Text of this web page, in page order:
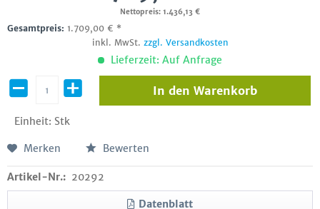
Nettopreis: 1.436,13 €
Gesamtpreis: 1.709,00 € *
inkl. MwSt. zzgl. Versandkosten
Lieferzeit: Auf Anfrage
Einheit: Stk
In den Warenkorb
Merken Bewerten
Artikel-Nr.: 20292
Datenblatt